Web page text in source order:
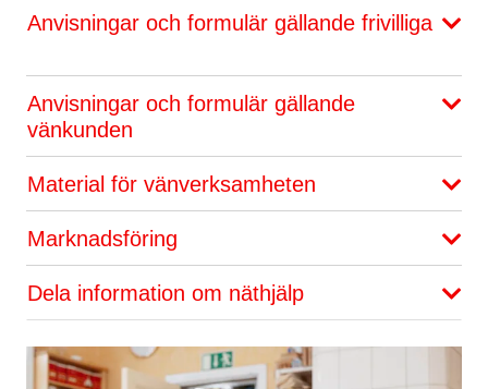
Anvisningar och formulär gällande frivilliga
Anvisningar och formulär gällande
vänkunden
Material för vänverksamheten
Marknadsföring
Dela information om näthjälp